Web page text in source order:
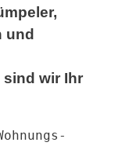
und
wir Ihr